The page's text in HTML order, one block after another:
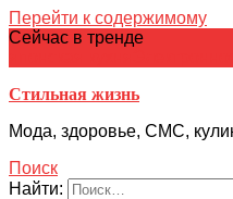
Перейти к содержимому
Сейчас в тренде
Стильная жизнь
Мода, здоровье, СМС,
Поиск
Найти: